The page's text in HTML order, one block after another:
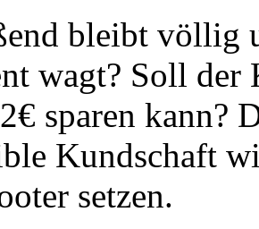
bleibt völlig
wagt? Soll
sparen kann?
Kundschaft
setzen.